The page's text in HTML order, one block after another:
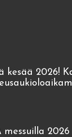
kesää 2026!
messuilla 2026